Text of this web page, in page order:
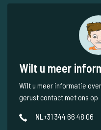
Wilt u meer
Wilt u meer informatie
gerust contact met ons op
NL+31 344 66 48 06